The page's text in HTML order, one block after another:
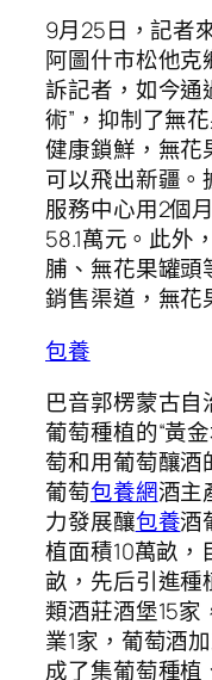
9月25日，記者
阿圖什市松他
訴記者，如今通
術”，抑制了無
健康鎖鮮，無花
可以飛出新疆
服務中心用2個
58.1萬元。此外
脯、無花果罐頭
銷售渠道，無花
包養
巴音郭楞蒙古
葡萄種植的“黃
萄和用葡萄釀酒
葡萄包養網酒主
力發展釀包養酒
植面積10萬畝
畝，先后引進種
類酒莊酒堡15
業1家，葡萄酒
成了集葡萄種植